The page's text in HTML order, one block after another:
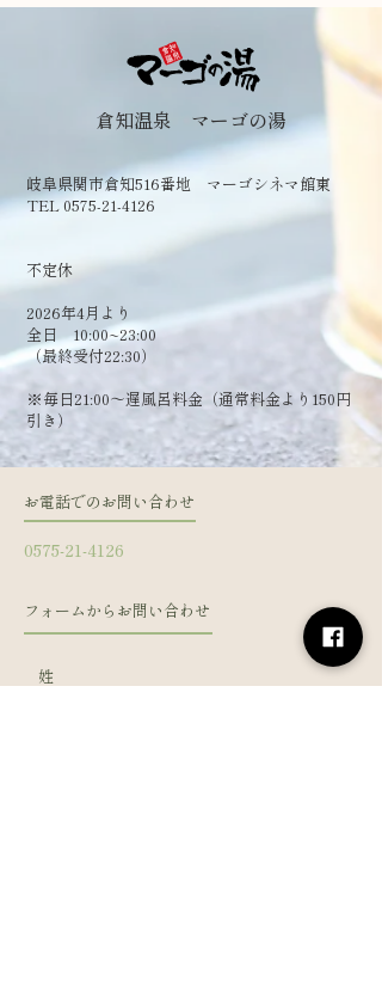
倉知温泉 マーゴの湯
岐阜県関市倉知516番地 マーゴシネマ館東
TEL 0575-21-4126
​不定休
2026年4月より
全日 10:00~23:00
（最終受付22:30）
​※毎日21:00～遅風呂料金（通常料金より150円
引き）
お電話でのお問い合わせ
0575-21-4126
フォームからお問い合わせ
姓